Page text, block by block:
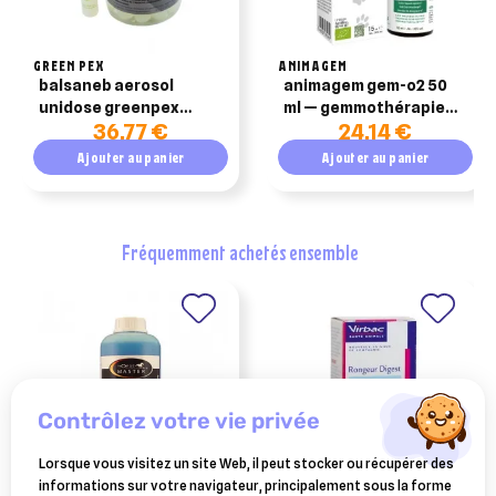
GREEN PEX
balsaneb aerosol
unidose greenpex
14x10ml36,77 €
Ajouter au panier
ANIMAGEM
animagem gem-o2 50
ml — gemmothérapie
confort respiratoire
poney & cheval
24,14 €
Ajouter au panier
fréquemment achetés ensemble
contrôlez votre vie privée
Lorsque vous visitez un site Web, il peut stocker ou récupérer des
informations sur votre navigateur, principalement sous la forme